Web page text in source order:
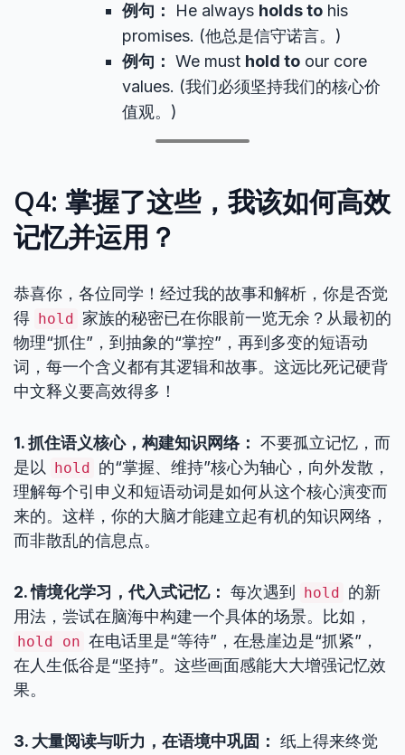
例句：
He always holds to his
promises. (他总是信守诺言。)
例句： We must hold to our core
values. (我们必须坚持我们的核心价
值观。)
Q4: 掌握了这些，我该如何高效
记忆并运用？
恭喜你，各位同学！经过我的故事和解析，你是否觉
得 hold 家族的秘密已在你眼前一览无余？从最初的
物理“抓住”，到抽象的“掌控”，再到多变的短语动
词，每一个含义都有其逻辑和故事。这远比死记硬背
中文释义要高效得多！
1. 抓住语义核心，构建知识网络： 不要孤立记忆，而
是以
hold 的“掌握、维持”核心为轴心，向外发散，
理解每个引申义和短语动词是如何从这个核心演变而
来的。这样，你的大脑才能建立起有机的知识网络，
而非散乱的信息点。
2. 情境化学习，代入式记忆： 每次遇到 hold 的新
用法，尝试在脑海中构建一个具体的场景。比如，
hold on 在电话里是“等待”，在悬崖边是“抓紧”，
在人生低谷是“坚持”。这些画面感能大大增强记忆效
果。
3. 大量阅读与听力，在语境中巩固： 纸上得来终觉